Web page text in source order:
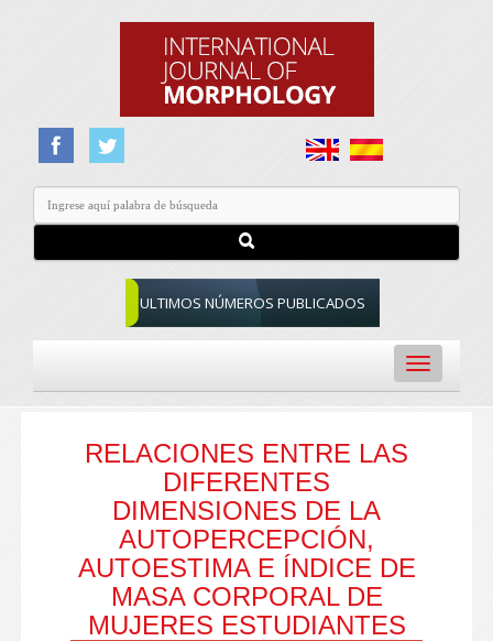
ULTIMOS NÚMEROS PUBLICADOS
Toggle
navigation
RELACIONES ENTRE LAS
DIFERENTES
DIMENSIONES DE LA
AUTOPERCEPCIÓN,
AUTOESTIMA E ÍNDICE DE
MASA CORPORAL DE
MUJERES ESTUDIANTES